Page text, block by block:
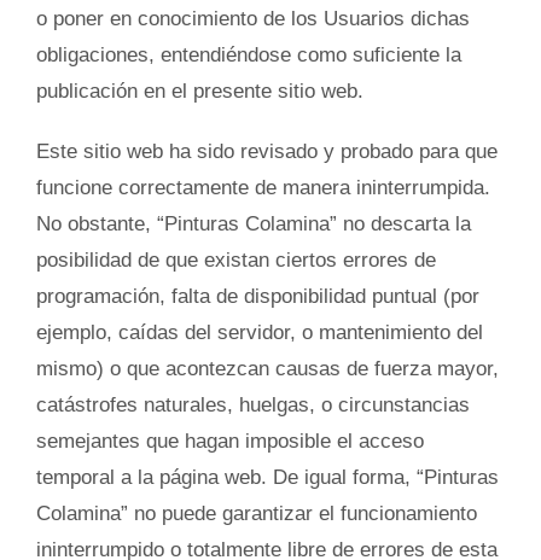
o poner en conocimiento de los Usuarios dichas
obligaciones, entendiéndose como suficiente la
publicación en el presente sitio web.
Este sitio web ha sido revisado y probado para que
funcione correctamente de manera ininterrumpida.
No obstante, “Pinturas Colamina” no descarta la
posibilidad de que existan ciertos errores de
programación, falta de disponibilidad puntual (por
ejemplo, caídas del servidor, o mantenimiento del
mismo) o que acontezcan causas de fuerza mayor,
catástrofes naturales, huelgas, o circunstancias
semejantes que hagan imposible el acceso
temporal a la página web. De igual forma, “Pinturas
Colamina” no puede garantizar el funcionamiento
ininterrumpido o totalmente libre de errores de esta